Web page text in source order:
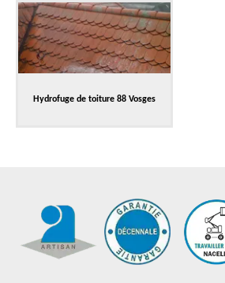
Hydrofuge de toiture 88 Vosges